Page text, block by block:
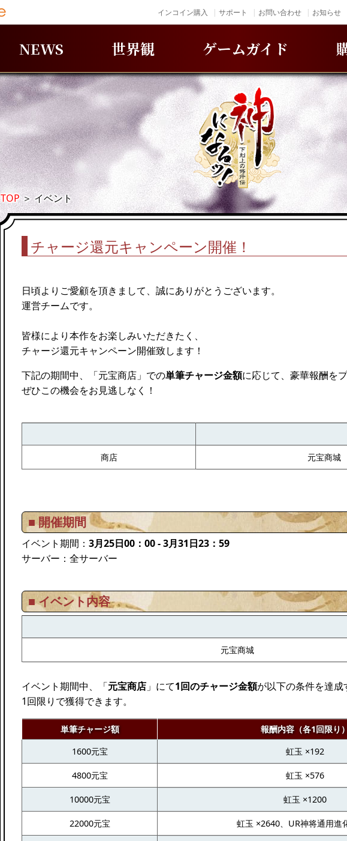
インコイン購入 サポート お問い合わせ お知らせ
NEWS 世界観 ゲームガイド
TOP＞イベント
チャージ還元キャンペーン開催！
日頃よりご愛顧を頂きまして、誠にありがとうございます。
運営チームです。
皆様により本作をお楽しみいただきたく、
チャージ還元キャンペーン開催致します！
下記の期間中、「元宝商店」での単筆チャージ金額に応じて、豪華報酬を
ぜひこの機会をお見逃しなく！
商店 元宝商城
■ 開催期間
イベント期間： 3月25日00：00 - 3月31日23：59
サーバー：全サーバー
■ イベント内容
元宝商城
イベント期間中、「元宝商店」にて1回のチャージ金額が以下の条件を達
1回限りで獲得できます。
単筆チャージ額
報酬内容（各1回限り）
1600元宝
虹玉 ×192
4800元宝 虹玉 ×576
10000元宝 虹玉 ×1200
22000元宝 虹玉 ×2640、UR神将通用進